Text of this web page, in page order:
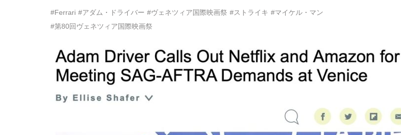
#Ferrari #アダム・ドライバー #ヴェネツィア国際映画祭 #ストライキ #マイケル・マン
#第80回ヴェネツィア国際映画祭